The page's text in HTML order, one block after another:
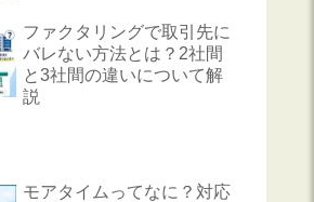
ファクタリングで取引先に
バレない方法とは？2社間
と3社間の違いについて解
説
モアタイムってなに？対応